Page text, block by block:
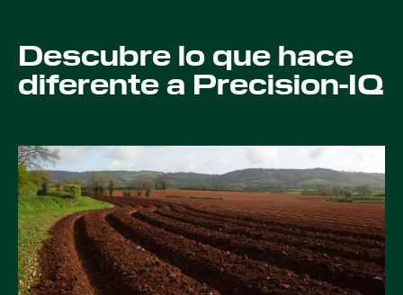
Descubre lo que hace
diferente a Precision-IQ